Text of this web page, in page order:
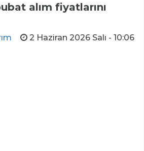
alım fiyatlarını
2 Haziran 2026 Salı - 10:06